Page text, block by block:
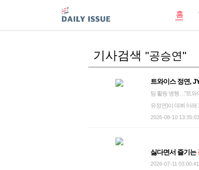
홈
기사검색 "공승연"
트와이스 정연,
팀 활동 병행…"트와이스는 변함없이 지켜
유정연)이 데뷔 이래
우 소속사 바로엔터
도전에 나설 계획이
숙한 곳을 떠나는 게
2026-08-10 13:35:03
싫다면서 즐기는
2026-07-11 03:00:41